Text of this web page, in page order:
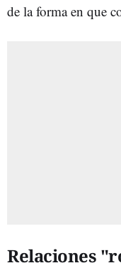
de la forma en que
Relaciones